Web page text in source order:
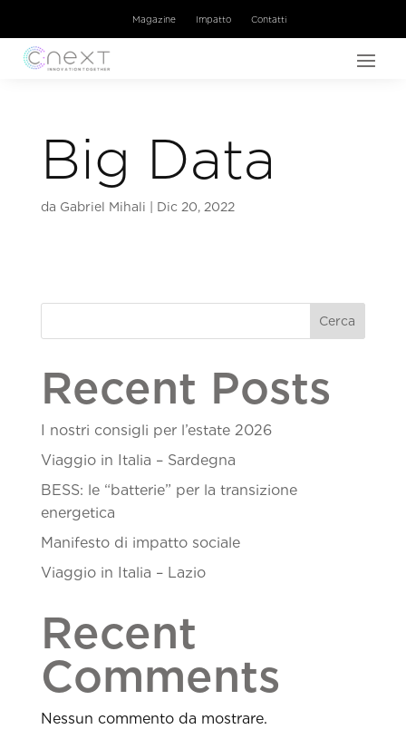
Magazine Impatto Contatti
Big Data
da Gabriel Mihali Dic 20, 2022
Cerca
Recent Posts
I nostri consigli per l’estate 2026
Viaggio in Italia – Sardegna
BESS: le “batterie” per la transizione
energetica
Manifesto di impatto sociale
Viaggio in Italia – Lazio
Recent
Comments
Nessun commento da mostrare.